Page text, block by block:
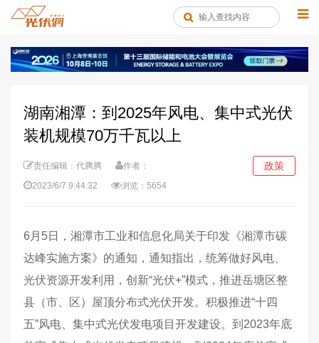
湖南湘潭：到2025年风电、集中式光伏
装机规模70万千瓦以上
责任编辑：代腾腾
作者：
2023/6/7 9:44:32
浏览：5654
政策
6月5日，湘潭市工业和信息化局关于印发《湘潭市碳
达峰实施方案》的通知，通知指出，统筹做好风电、
光伏资源开发利用，创新“光伏+”模式，推进岳塘区整
县（市、区）屋顶分布式光伏开发。积极推进“十四
五”风电、集中式光伏发电项目开发建设。到2023年底